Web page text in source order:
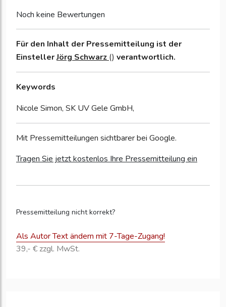
Noch keine Bewertungen
Für den Inhalt der Pressemitteilung ist der
EinstellerJörg Schwarz() verantwortlich.
Keywords
Nicole Simon, SK UV Gele GmbH,
Mit Pressemitteilungen sichtbarer bei Google.
Tragen Sie jetzt kostenlos Ihre Pressemitteilung ein
Pressemitteilung nicht korrekt?
Als Autor Text ändern mit 7-Tage-Zugang!
39,- € zzgl. MwSt.